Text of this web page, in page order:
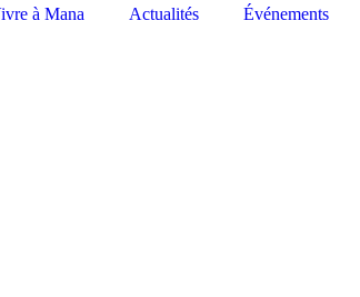
à Mana Actualités Événements